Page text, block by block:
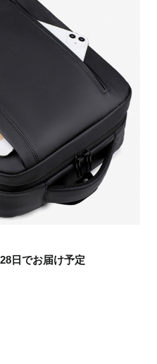
日でお届け予定